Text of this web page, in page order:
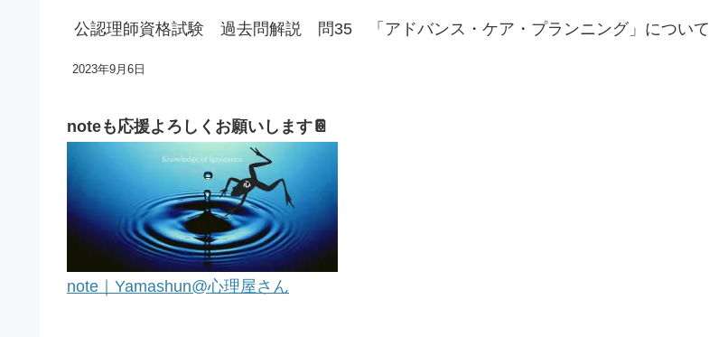
公認理師資格試験 過去問解説 問35 「アドバンス・ケア・プランニング」について
2023年9月6日
noteも応援よろしくお願いします📔
note｜Yamashun@心理屋さん